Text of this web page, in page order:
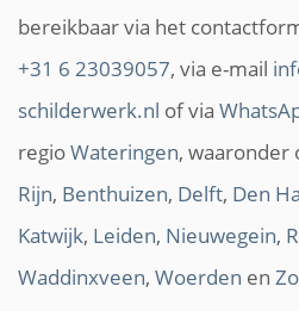
bereikbaar via het
+31 6 23039057, via e-mail
schilderwerk.nl of via
regioWateringen, waaronder
Rijn, Benthuizen, Delft, Den
Katwijk, Leiden, Nieuwegein,
Waddinxveen, Woerden en